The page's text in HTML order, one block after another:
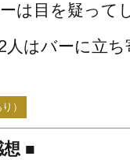
は目を疑って
人はバーに立
）
想 ■